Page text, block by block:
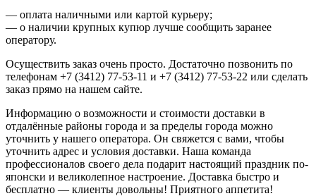
— оплата наличными или картой курьеру;
— о наличии крупных купюр лучше сообщить заранее
оператору.
Осуществить заказ очень просто. Достаточно позвонить по
телефонам +7 (3412) 77-53-11 и +7 (3412) 77-53-22 или сделать
заказ прямо на нашем сайте.
Информацию о возможности и стоимости доставки в
отдалённые районы города и за пределы города можно
уточнить у нашего оператора. Он свяжется с вами, чтобы
уточнить адрес и условия доставки. Наша команда
профессионалов своего дела подарит настоящий праздник по-
японски и великолепное настроение. Доставка быстро и
бесплатно — клиенты довольны! Приятного аппетита!